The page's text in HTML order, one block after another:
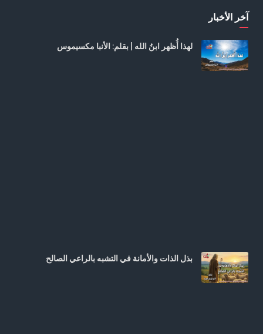
آخر الأخبار
لهذا أُظهر ابنُ الله | بقلم: الأنبا مكسيموس
بذل الذات والأمانة في التشبه بالراعي الصالح